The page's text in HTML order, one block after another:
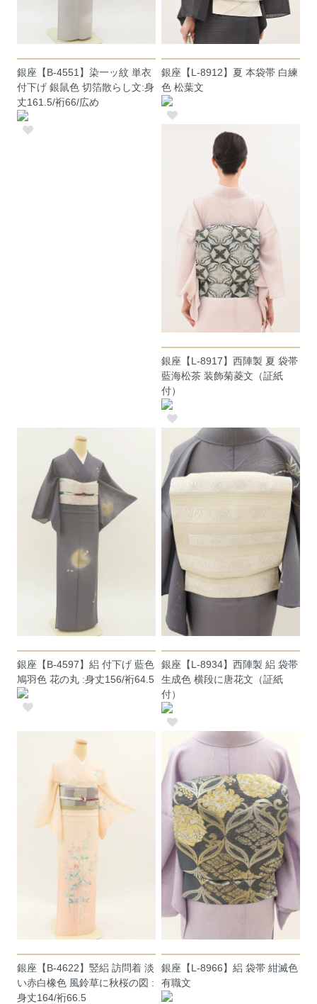
銀座【B-4551】染一ッ紋 単衣
付下げ 銀鼠色 切箔散らし文:身
丈161.5/裄66/広め
銀座【L-8912】夏 本袋帯 白練
色 松葉文
銀座【L-8917】西陣製 夏 袋帯
藍海松茶 装飾菊菱文（証紙
付）
銀座【B-4597】絽 付下げ 藍色
鳩羽色 花の丸 :身丈156/裄64.5
銀座【L-8934】西陣製 絽 袋帯
生成色 横段に唐花文（証紙
付）
銀座【B-4622】竪絽 訪問着 淡
い赤白橡色 風鈴草に秋桜の図 :
身丈164/裄66.5
銀座【L-8966】絽 袋帯 紺滅色
有職文